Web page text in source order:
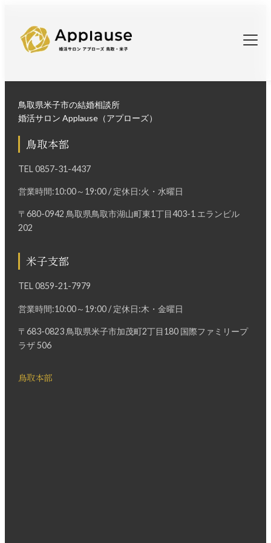
鳥取県米子市の結婚相談所
婚活サロン Applause（アプローズ）
鳥取本部
TEL 0857-31-4437
営業時間:10:00～19:00 / 定休日:火・水曜日
〒680-0942 鳥取県鳥取市湖山町東1丁目403-1 エランビル
202
米子支部
TEL 0859-21-7979
営業時間:10:00～19:00 / 定休日:木・金曜日
〒683-0823 鳥取県米子市加茂町2丁目180 国際ファミリープ
ラザ 506
鳥取本部